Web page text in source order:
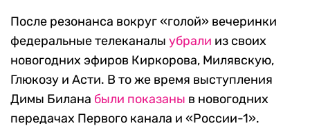
После резонанса вокруг «голой» вечеринки
федеральные телеканалы убрали из своих
новогодних эфиров Киркорова, Милявскую,
Глюкозу и Асти. В то же время выступления
Димы Билана были показаны в новогодних
передачах Первого канала и «России-1».